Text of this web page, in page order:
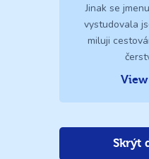
Jinak se
vystudovala
miluji
View
Skrýt